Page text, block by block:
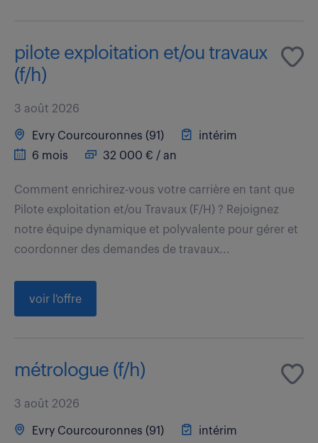
pilote exploitation et/ou travaux
(f/h)
3 août 2026
Evry Courcouronnes (91)
intérim
6 mois
32 000 € / an
Comment enrichirez-vous votre carrière en tant que
Pilote exploitation et/ou Travaux (F/H) ? Rejoignez
notre équipe dynamique et polyvalente pour gérer et
coordonner des demandes de travaux...
voir l'offre
métrologue (f/h)
3 août 2026
Evry Courcouronnes (91) intérim